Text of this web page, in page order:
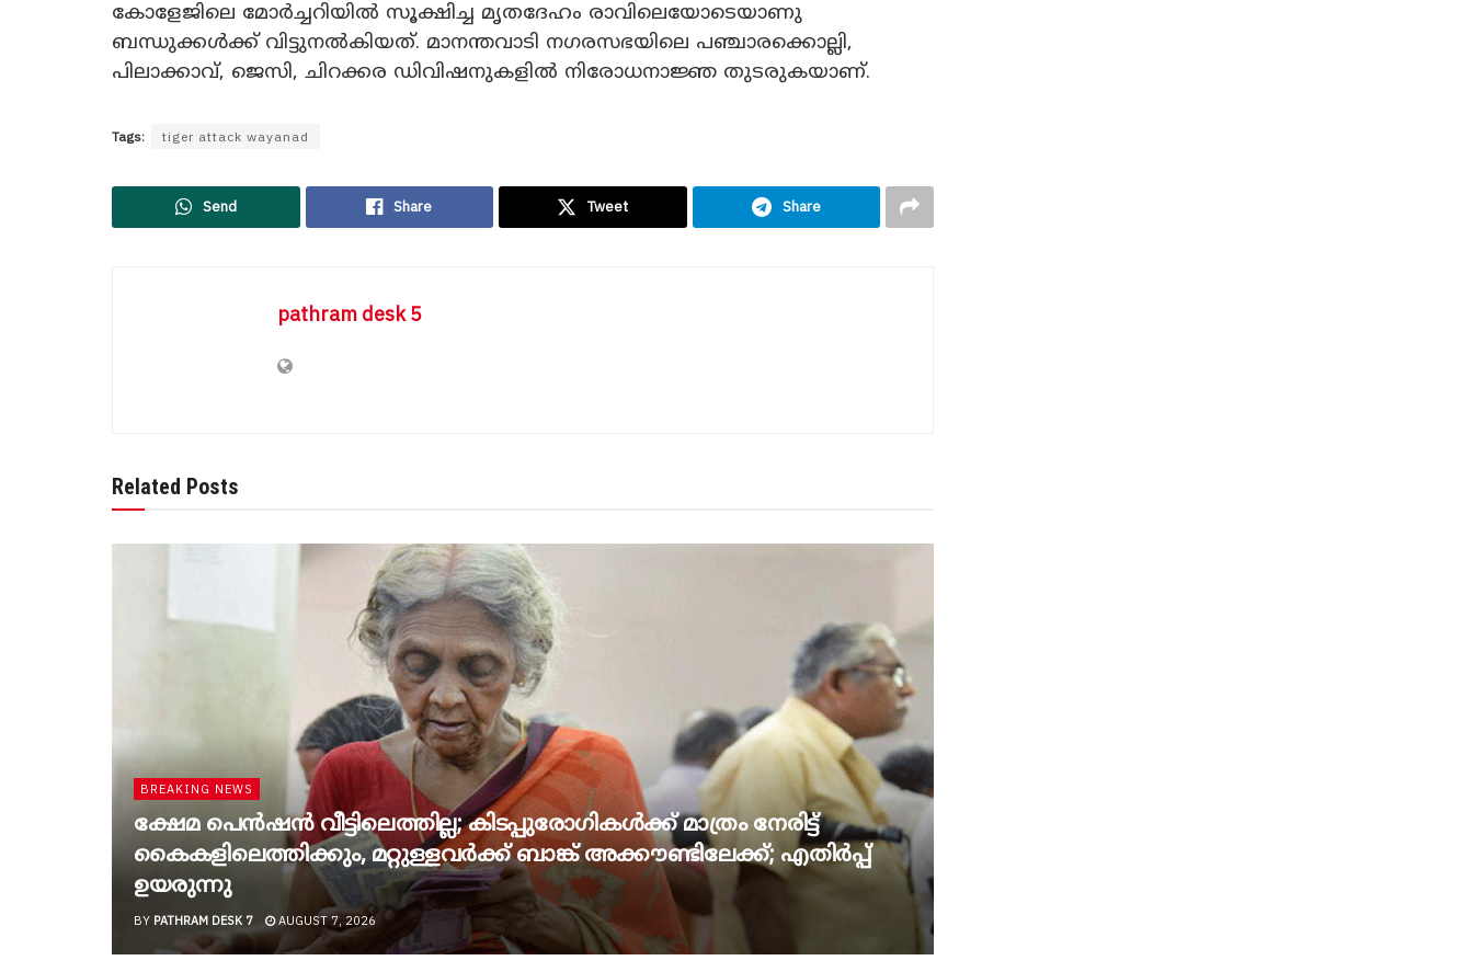
കോളേജിലെ മോർച്ചറിയിൽ സൂക്ഷിച്ച മൃതദേഹം രാവിലെയോടെയാണു
ബന്ധുക്കൾക്ക് വിട്ടുനൽകിയത്. മാനന്തവാടി നഗരസഭയിലെ പഞ്ചാരക്കൊല്ലി,
പിലാക്കാവ്, ജെസി, ചിറക്കര ഡിവിഷനുകളിൽ നിരോധനാജ്ഞ തുടരുകയാണ്.
Tags: tiger attack wayanad
Send Share Tweet Share
pathram desk 5
Related Posts
BREAKING NEWS
ക്ഷേമ പെൻഷൻ വീട്ടിലെത്തില്ല; കിടപ്പുരോഗികൾക്ക് മാത്രം നേരിട്ട്
കൈകളിലെത്തിക്കും, മറ്റുള്ളവർക്ക് ബാങ്ക് അക്കൗണ്ടിലേക്ക്; എതിർപ്പ്
ഉയരുന്നു
BY PATHRAM DESK 7 AUGUST 7, 2026